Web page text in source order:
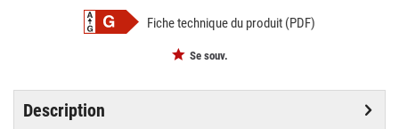
Fiche technique du produit (PDF)
Se souv.
Description